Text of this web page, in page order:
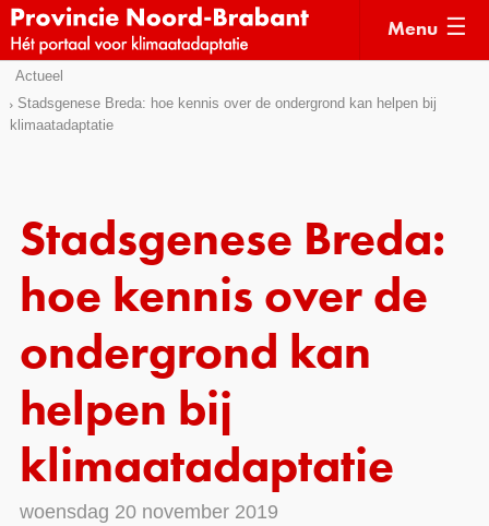
Sla
links
over
het
menu
Direct
naar
pagina
inhoud
Menu
Actueel
Stadsgenese Breda: hoe kennis over de ondergrond kan helpen bij
klimaatadaptatie
Stadsgenese Breda:
hoe kennis over de
ondergrond kan
helpen bij
klimaatadaptatie
woensdag 20 november 2019
Kennisdossiers
Voorbeelden
Subsidies
Monitoring